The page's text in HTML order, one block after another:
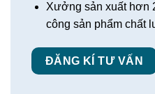
Xưởng sản xuất hơn
công sản phẩm chất
ĐĂNG KÍ TƯ VẤN